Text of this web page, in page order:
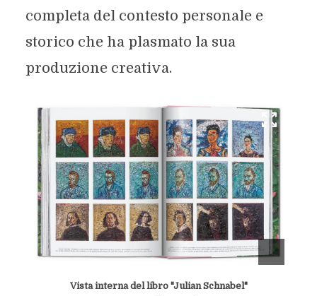
completa del contesto personale e
storico che ha plasmato la sua
produzione creativa.
Vista interna del libro "Julian Schnabel"